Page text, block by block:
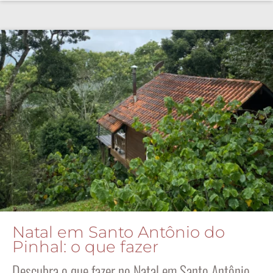
Natal em Santo Antônio do
Pinhal: o que fazer